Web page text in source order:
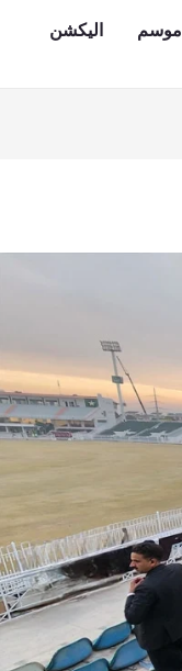
موسم
الیکشن